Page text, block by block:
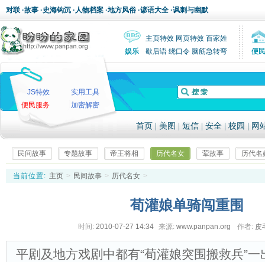
对联 ·故事 ·史海钩沉 ·人物档案 ·地方风俗 ·谚语大全 ·讽刺与幽默
主页特效 网页特效 百家姓
娱乐
歇后语 绕口令 脑筋急转弯 便民
JS特效
实用工具
便民服务
加密解密
首页 美图 短信 安全 校园 网
民间故事 专题故事 帝王将相 历代名女 荤故事 历代名
当前位置: 主页 > 民间故事 > 历代名女 >
荀灌娘单骑闯重围
时间: 2010-07-27 14:34 来源: www.panpan.org 作者: 皮
平剧及地方戏剧中都有“荀灌娘突围搬救兵”